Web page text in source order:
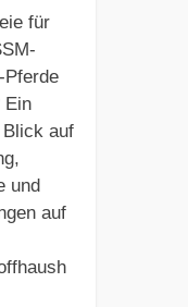
für
Pferde
Ein
auf
und
auf